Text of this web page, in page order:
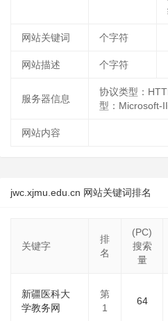
网站关键词 个字符
网站描述 个字符
服务器信息
协议类型：
型：Microsoft-
网站内容
jwc.xjmu.edu.cn 网站关键词排名
关键字
排
名
(PC)
搜索
量
新疆医科大
学教务网
第
1
64